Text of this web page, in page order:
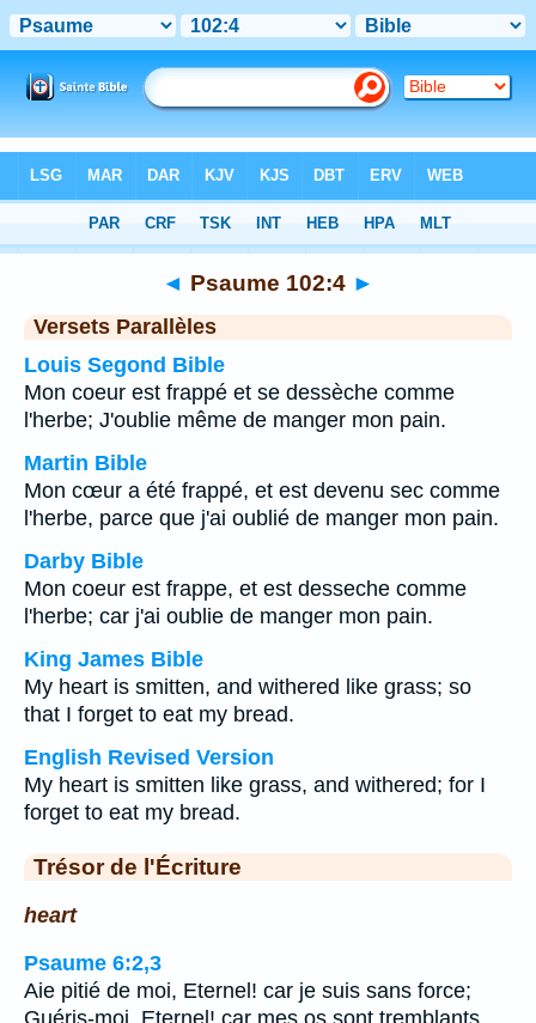
Chapitre 102 > Verset 4
◄ Psaume 102:4 ►
Versets Parallèles
Louis Segond Bible
Mon coeur est frappé et se dessèche comme
l'herbe; J'oublie même de manger mon pain.
Martin Bible
Mon cœur a été frappé, et est devenu sec comme
l'herbe, parce que j'ai oublié de manger mon pain.
Darby Bible
Mon coeur est frappe, et est desseche comme
l'herbe; car j'ai oublie de manger mon pain.
King James Bible
My heart is smitten, and withered like grass; so
that I forget to eat my bread.
English Revised Version
My heart is smitten like grass, and withered; for I
forget to eat my bread.
Trésor de l'Écriture
heart
Psaume 6:2,3
Aie pitié de moi, Eternel! car je suis sans force;